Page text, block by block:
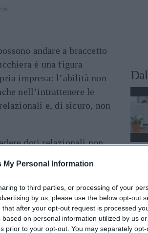
My Personal Information
to third parties, or processing of your
by us, please use the below opt-out
after your opt-out request is processed
on personal information utilized by us
prior to your opt-out. You may separately
andare a braccetto
è una figura
impresa: l’abilità non
nell’intrattenere le
e, di sicuro, non
doti relazionali non
i clienti,
mestiere che può
quattro diverse
e che, anzi, macinano